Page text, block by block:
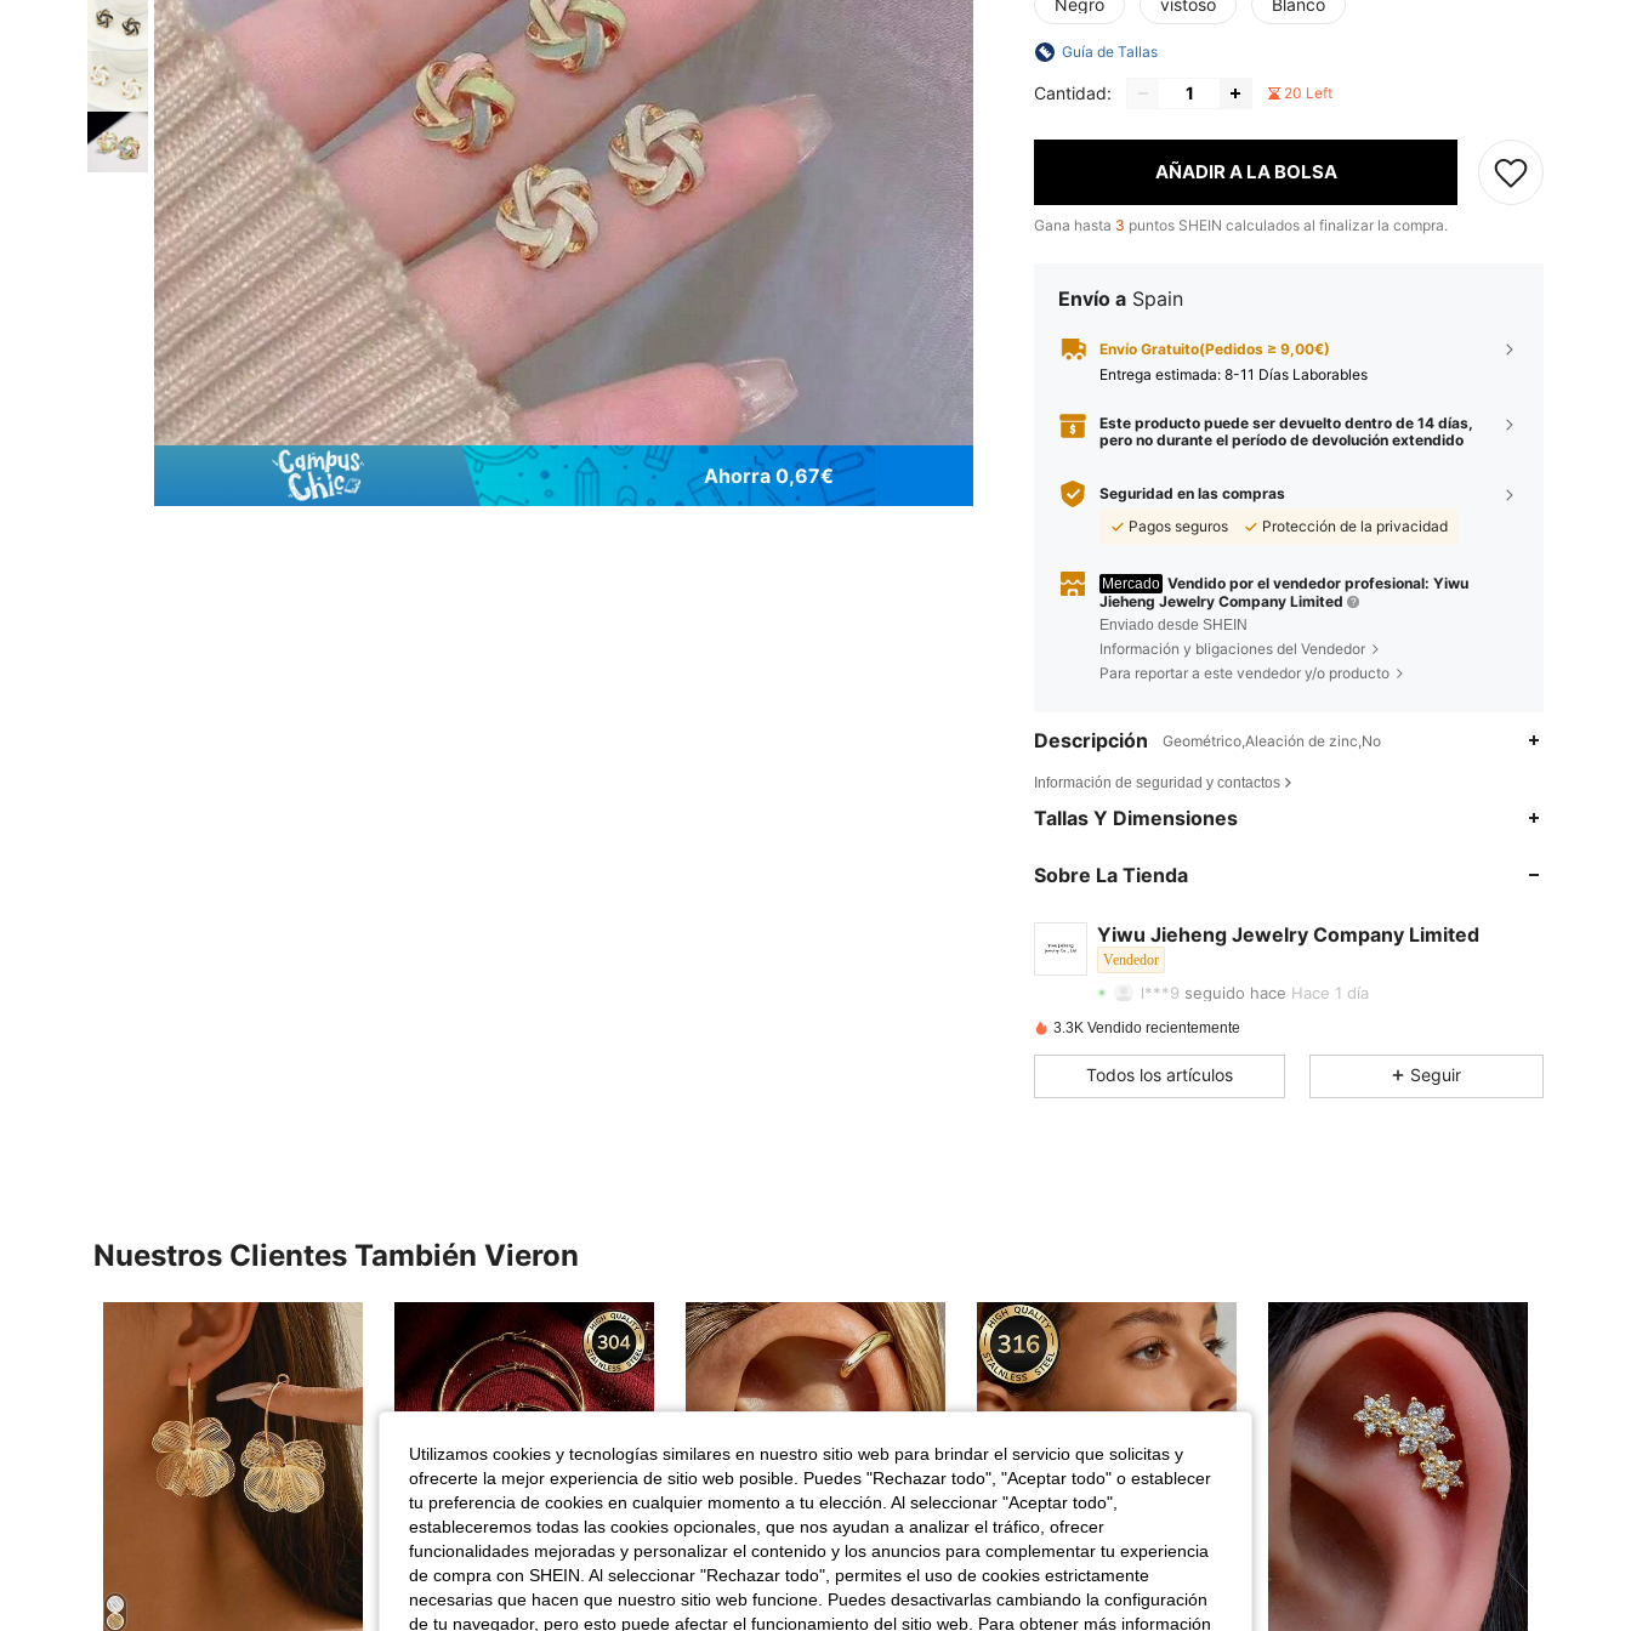
Ahorra 0,67€
Guía de Tallas
Cantidad: 20 Left
AÑADIR A LA BOLSA
Gana hasta 3 puntos SHEIN calculados al finalizar la compra.
Envío a Spain
Envío Gratuito(Pedidos ≥ 9,00€)
Entrega estimada: 8-11 Días Laborables
Este producto puede ser devuelto dentro de 14 días,
pero no durante el período de devolución extendido
Seguridad en las compras
Pagos seguros
Protección de la privacidad
Mercado Vendido por el vendedor profesional: Yiwu
Jieheng Jewelry Company Limited
Enviado desde SHEIN
Información y bligaciones del Vendedor
Para reportar a este vendedor y/o producto
Descripción Geométrico,Aleación de zinc,No
Información de seguridad y contactos
Tallas Y Dimensiones
Sobre La Tienda
Yiwu Jieheng Jewelry Company Limited
Vendedor
4,78
l***9 seguido hace Hace 1 día
4,78
3.3K Vendido recientemente
Todos los artículos Seguir
Nuestros Clientes También Vieron
4
Utilizamos cookies y tecnologías similares en nuestro sitio web para brindar el servicio que solicitas y
ofrecerte la mejor experiencia de sitio web posible. Puedes "Rechazar todo", "Aceptar todo" o establecer
tu preferencia de cookies en cualquier momento a tu elección. Al seleccionar "Aceptar todo",
estableceremos todas las cookies opcionales, que nos ayudan a analizar el tráfico, ofrecer
funcionalidades mejoradas y personalizar el contenido y los anuncios para complementar tu experiencia
de compra con SHEIN. Al seleccionar "Rechazar todo", permites el uso de cookies estrictamente
necesarias que hacen que nuestro sitio web funcione. Puedes desactivarlas cambiando la configuración
de tu navegador, pero esto puede afectar el funcionamiento del sitio web. Para obtener más información